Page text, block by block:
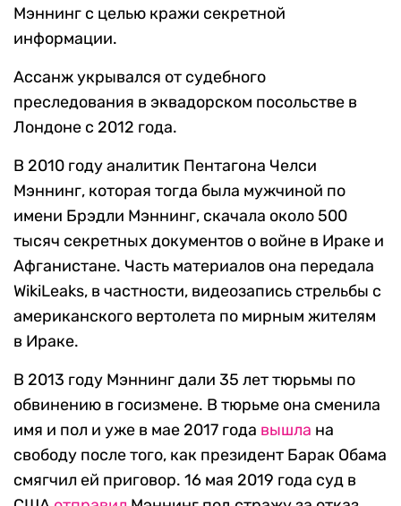
Мэннинг с целью кражи секретной
информации.
Ассанж укрывался от судебного
преследования в эквадорском посольстве в
Лондоне с 2012 года.
В 2010 году аналитик Пентагона Челси
Мэннинг, которая тогда была мужчиной по
имени Брэдли Мэннинг, скачала около 500
тысяч секретных документов о войне в Ираке и
Афганистане. Часть материалов она передала
WikiLeaks, в частности, видеозапись стрельбы с
американского вертолета по мирным жителям
в Ираке.
В 2013 году Мэннинг дали 35 лет тюрьмы по
обвинению в госизмене. В тюрьме она сменила
имя и пол и уже в мае 2017 года вышла на
свободу после того, как президент Барак Обама
смягчил ей приговор. 16 мая 2019 года суд в